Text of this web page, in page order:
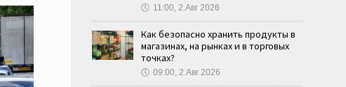
🕔 11:00, 2.Авг 2026
Как безопасно хранить продукты в
магазинах, на рынках и в торговых
точках?
🕔 09:00, 2.Авг 2026